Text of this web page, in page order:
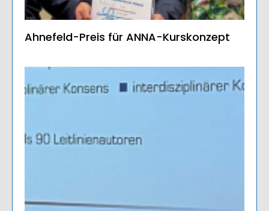
Ahnefeld-Preis für ANNA-Kurskonzept